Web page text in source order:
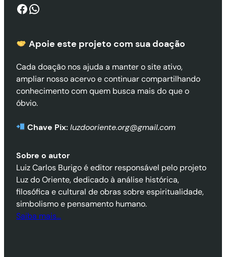
Facebook WhatsApp
Apoie este projeto com sua doação
Cada doação nos ajuda a manter o site ativo,
ampliar nosso acervo e continuar compartilhando
conhecimento com quem busca mais do que o
óbvio.
Chave Pix: luzdooriente.org@gmail.com
Sobre o autor
Luiz Carlos Burigo é editor responsável pelo projeto
Luz do Oriente, dedicado à análise histórica,
filosófica e cultural de obras sobre espiritualidade,
simbolismo e pensamento humano.
Saiba mais…